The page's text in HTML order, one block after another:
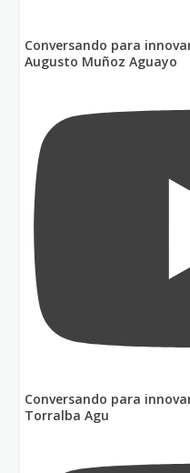
Conversando para
Augusto Muñoz Aguayo
Conversando para
Torralba Agu